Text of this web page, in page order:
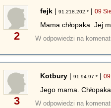
2
fejk |91.218.202.* |09
Mama chłopaka. Jej
W odpowiedzi na
3
Kotbury |91.94.97.* |
Jego mama.
W odpowiedzi na